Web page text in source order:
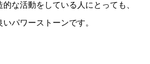
な活動をしている人にとっても、
パワーストーンです。